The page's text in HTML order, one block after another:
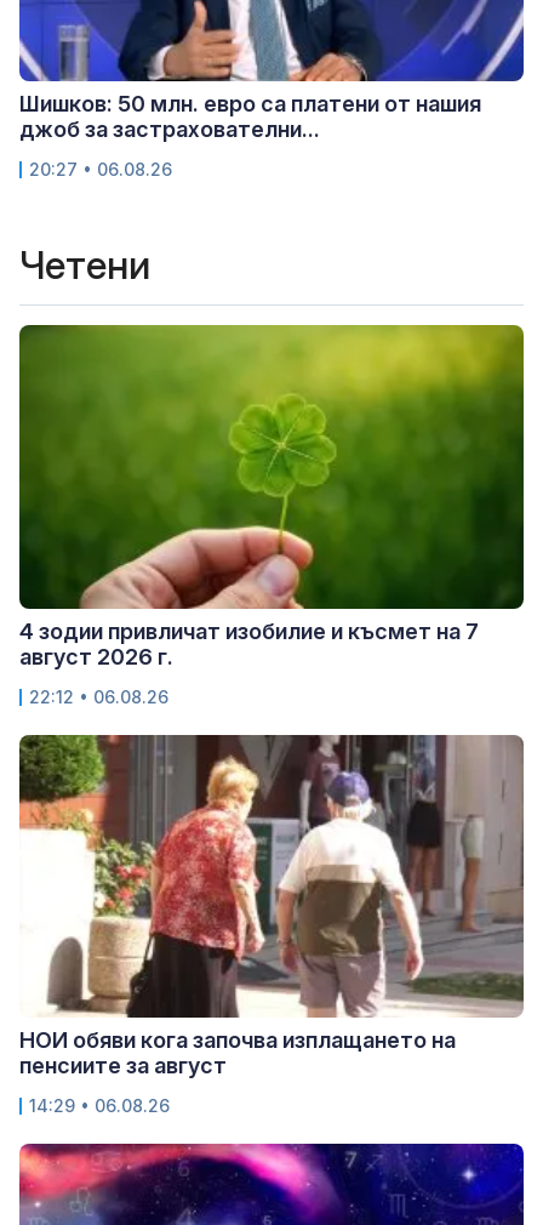
Шишков: 50 млн. евро са платени от нашия
джоб за застрахователни...
20:27 • 06.08.26
Четени
4 зодии привличат изобилие и късмет на 7
август 2026 г.
22:12 • 06.08.26
НОИ обяви кога започва изплащането на
пенсиите за август
14:29 • 06.08.26